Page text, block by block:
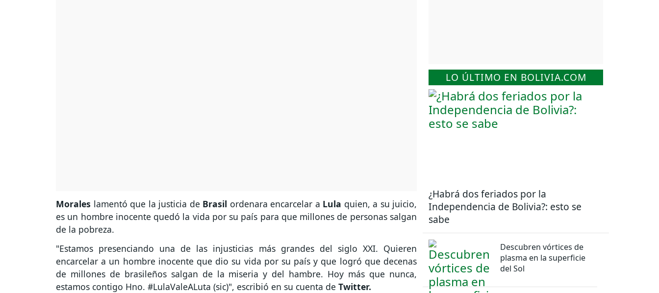
Morales lamentó que la justicia de Brasil ordenara encarcelar a Lula quien, a su juicio,
es un hombre inocente quedó la vida por su país para que millones de personas salgan
de la pobreza.
"Estamos presenciando una de las injusticias más grandes del siglo XXI. Quieren
encarcelar a un hombre inocente que dio su vida por su país y que logró que decenas
de millones de brasileños salgan de la miseria y del hambre. Hoy más que nunca,
estamos contigo Hno. #LulaValeALuta (sic)", escribió en su cuenta de Twitter.
LO ÚLTIMO EN BOLIVIA.COM
¿Habrá dos feriados por la
Independencia de Bolivia?: esto se
sabe
Descubren vórtices de
plasma en la superficie
del Sol